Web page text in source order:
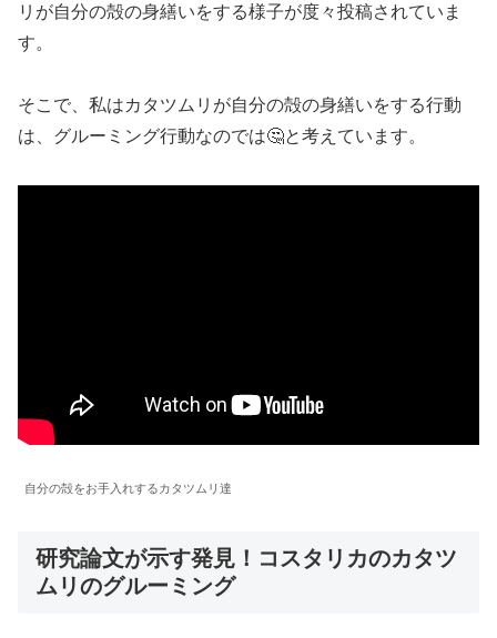
リが自分の殻の身繕いをする様子が度々投稿されていま
す。
そこで、私はカタツムリが自分の殻の身繕いをする行動
は、グルーミング行動なのでは🤔と考えています。
自分の殻をお手入れするカタツムリ達
研究論文が示す発見！コスタリカのカタツ
ムリのグルーミング